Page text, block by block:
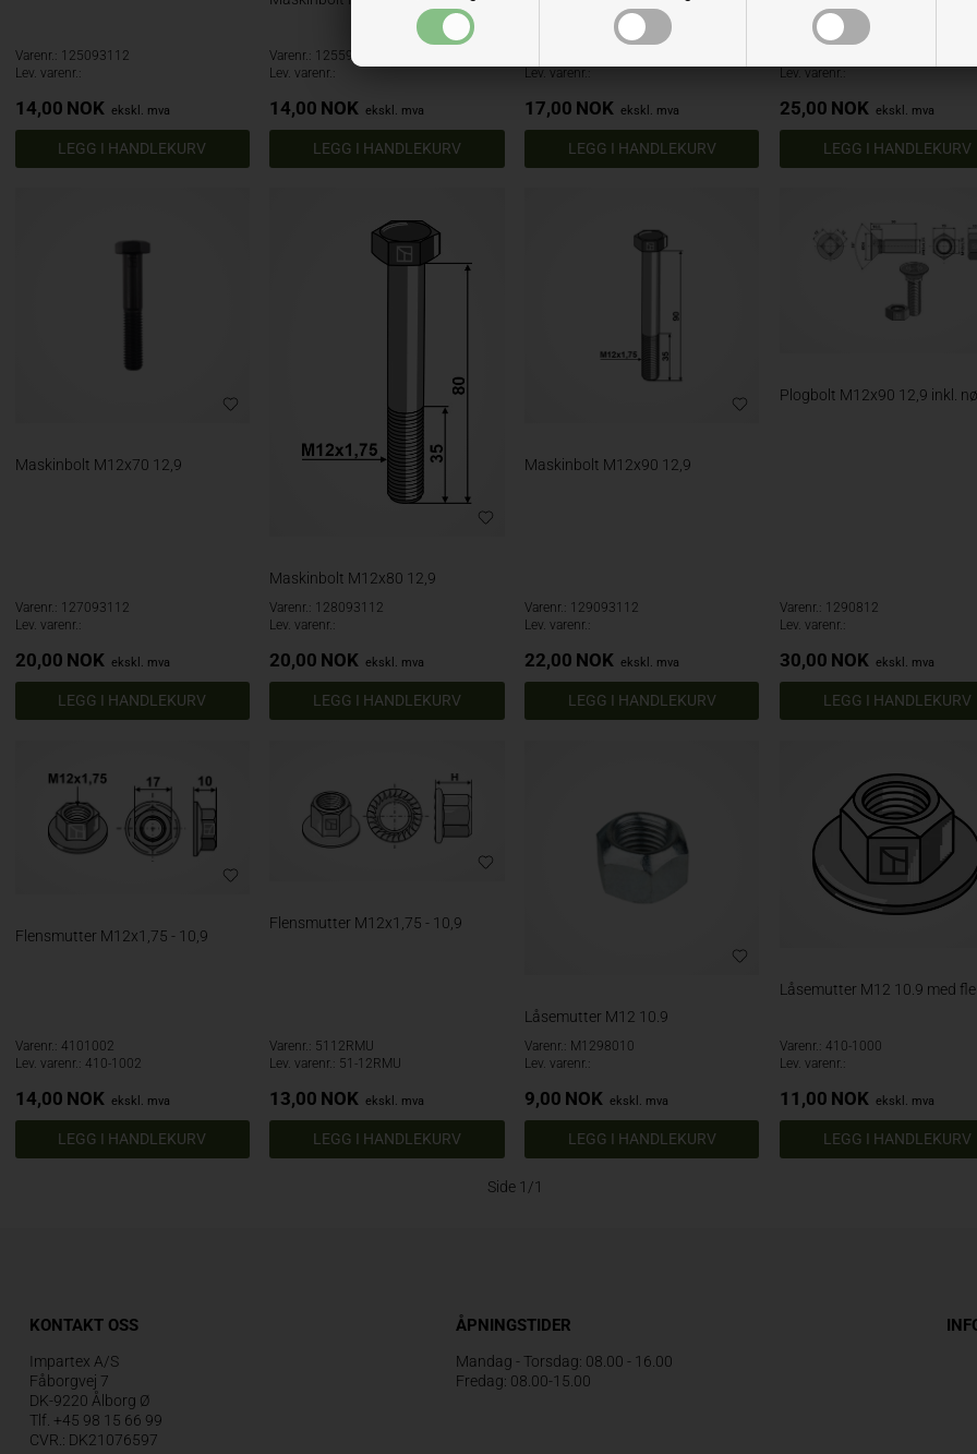
Varenr.: 125093112
Lev. varenr.:
14,00 NOK ekskl. mva
Varenr.: 125593112
Lev. varenr.:
14,00 NOK ekskl. mva
Maskinbolt M12x60 12,9
Lev. varenr.:
17,00 NOK ekskl. mva
Maskinbolt M12x65 12,9
Lev. varenr.:
25,00 NOK ekskl. mva
Maskinbolt M12x70 12,9
Varenr.: 127093112
Lev. varenr.:
20,00 NOK ekskl. mva
Maskinbolt M12x80 12,9
Varenr.: 128093112
Lev. varenr.:
20,00 NOK ekskl. mva
Maskinbolt M12x90 12,9
Varenr.: 129093112
Lev. varenr.:
22,00 NOK ekskl. mva
Plogbolt M12x90 12,9 inkl.
Varenr.: 1290812
Lev. varenr.:
30,00 NOK ekskl. mva
Flensmutter M12x1,75 - 10,9
Varenr.: 4101002
Lev. varenr.: 410-1002
14,00 NOK ekskl. mva
Flensmutter M12x1,75 - 10,9
Varenr.: 5112RMU
Lev. varenr.: 51-12RMU
13,00 NOK ekskl. mva
Låsemutter M12 10.9
Varenr.: M1298010
Lev. varenr.:
9,00 NOK ekskl. mva
Låsemutter M12 10.9 med
Varenr.: 410-1000
Lev. varenr.:
11,00 NOK ekskl. mva
Side 1/1
KONTAKT OSS
Impartex A/S
Fåborgvej 7
DK-9220 Ålborg Ø
Tlf. +45 98 15 66 99
CVR.: DK21076597
ÅPNINGSTIDER
Mandag - Torsdag: 08.00 - 16.00
Fredag: 08.00-15.00